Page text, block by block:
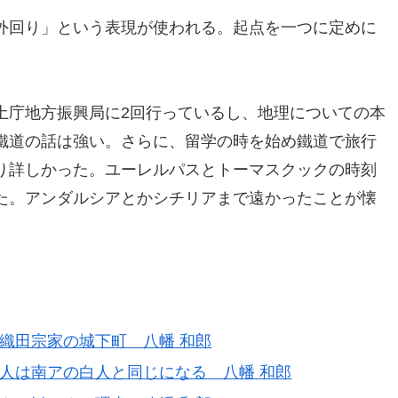
り」という表現が使われる。起点を一つに定めに
地方振興局に2回行っているし、地理についての本
の話は強い。さらに、留学の時を始め鐵道で旅行
しかった。ユーレルパスとトーマスクックの時刻
アンダルシアとかシチリアまで遠かったことが懐
田宗家の城下町 八幡 和郎
は南アの白人と同じになる 八幡 和郎